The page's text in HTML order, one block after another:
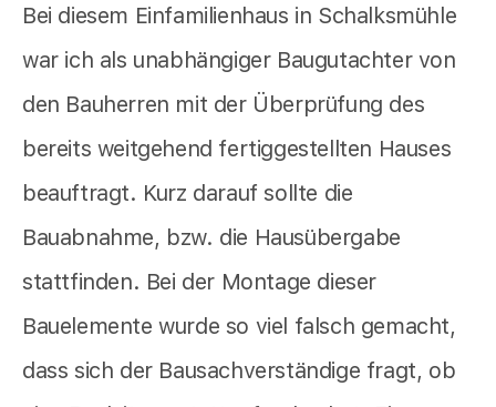
Bei diesem Einfamilienhaus in Schalksmühle
war ich als unabhängiger Baugutachter von
den Bauherren mit der Überprüfung des
bereits weitgehend fertiggestellten Hauses
beauftragt. Kurz darauf sollte die
Bauabnahme, bzw. die Hausübergabe
stattfinden. Bei der Montage dieser
Bauelemente wurde so viel falsch gemacht,
dass sich der Bausachverständige fragt, ob